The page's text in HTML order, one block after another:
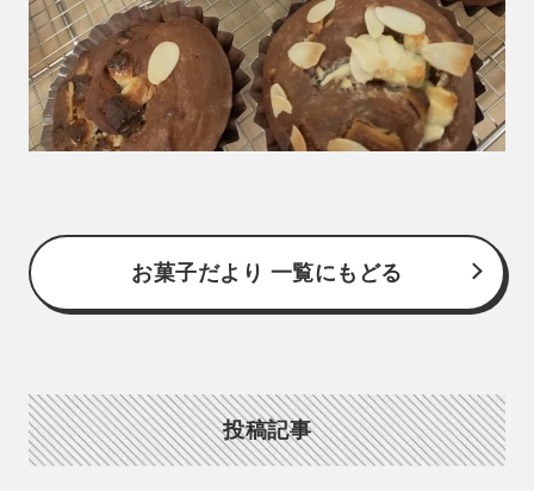
お菓子だより 一覧にもどる
投稿記事